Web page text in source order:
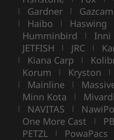
| Gardner |
| Haibo | Haswing
Humminbird | Inni
JETFISH | JRC |
| Kiana Carp |
Korum | Kryston |
| Mainline |
Minn Kota | Mivardi
| NAVITAS |
One More Cast |
PETZL | PowaPacs